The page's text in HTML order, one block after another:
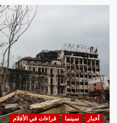
أخبار سينما قراءات في الأفلام